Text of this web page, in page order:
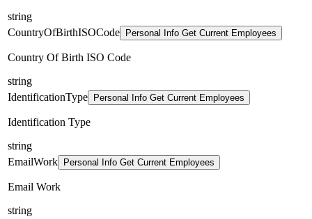
string
CountryOfBirthISOCode
Personal Info Get Current Employees
Country Of Birth ISO Code
string
IdentificationType
Personal Info Get Current Employees
Identification Type
string
EmailWork
Personal Info Get Current Employees
Email Work
string